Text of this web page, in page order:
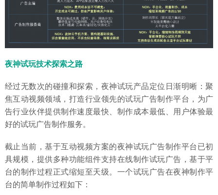
夜神试玩技术探索之路
经过无数次的碰撞和探索，夜神试玩产品定位日渐明晰：聚
焦互动视频领域，打造行业领先的试玩广告制作平台，为广
告行业伙伴提供制作速度最快、制作成本最低、用户体验最
好的试玩广告制作服务。
截止当前，基于互动视频方案的夜神试玩广告制作平台已初
具规模，提供多种功能组件支持在线制作试玩广告，基于平
台的制作过程正式缩短至天级。一个试玩广告在夜神制作平
台的简单制作过程如下：